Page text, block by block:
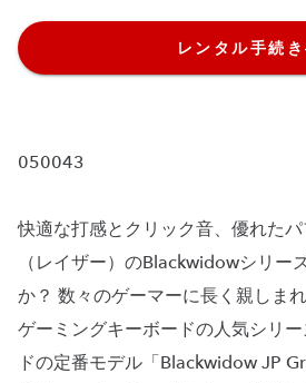
レンタル手続
050043
快適な打感とクリック音、優れた
（レイザー）のBlackwidowシリー
か？ 数々のゲーマーに長く親しま
ゲーミングキーボードの人気シリ
ドの定番モデル「Blackwidow JP